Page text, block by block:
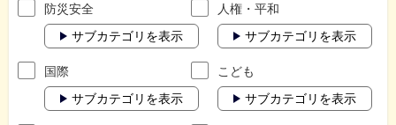
防災安全
サブカテゴリを表示
人権・平和
サブカテゴリを表示
国際
サブカテゴリを表示
こども
サブカテゴリを表示